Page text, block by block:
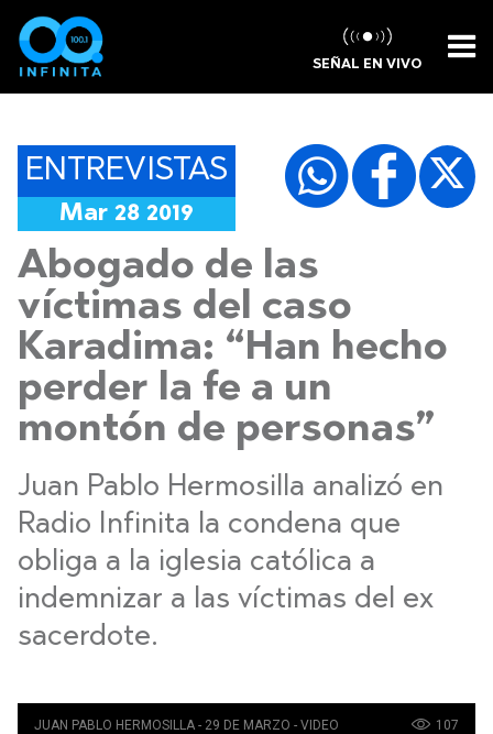
SEÑAL EN VIVO
ENTREVISTAS
Mar 28 2019
Abogado de las
víctimas del caso
Karadima: “Han hecho
perder la fe a un
montón de personas”
Juan Pablo Hermosilla analizó en
Radio Infinita la condena que
obliga a la iglesia católica a
indemnizar a las víctimas del ex
sacerdote.